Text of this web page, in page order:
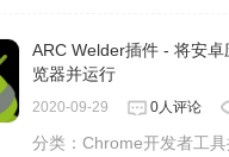
ARC Welder插件 - 将安卓
览器并运行
2020-09-29 0人评论
分类：Chrome开发者工